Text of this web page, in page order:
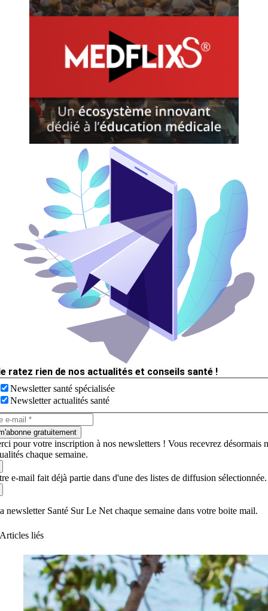
ratez rien de nos actualités et conseils santé !
Newsletter santé spécialisée
Newsletter actualités santé
gratuitement
pour votre inscription à nos newsletters ! Vous recevrez désormais
chaque semaine.
e-mail fait déjà partie dans d'une des listes de diffusion sélectionnée.
newsletter Santé Sur Le Net chaque semaine dans votre boite mail.
Articles liés